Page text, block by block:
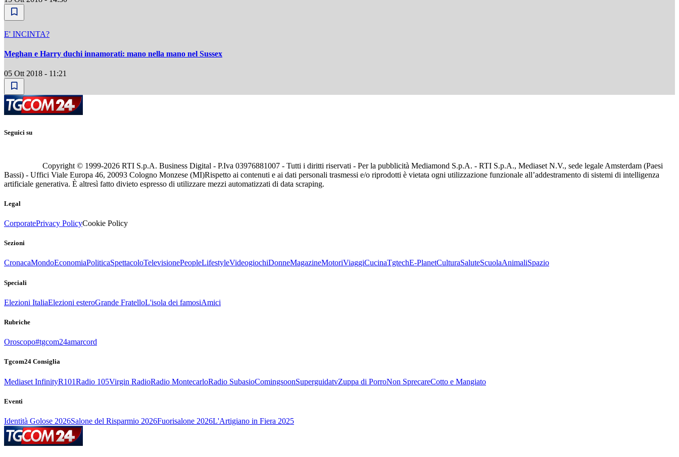
E' INCINTA?
Meghan e Harry duchi innamorati: mano nella mano nel Sussex
05 Ott 2018 - 11:21
Seguici su
Copyright © 1999-2026 RTI S.p.A. Business Digital - P.Iva 03976881007 - Tutti i diritti riservati - Per la pubblicità Mediamond S.p.A. - RTI S.p.A., Mediaset N.V., sede legale Amsterdam (Paesi
Bassi) - Uffici Viale Europa 46, 20093 Cologno Monzese (MI)Rispetto ai contenuti e ai dati personali trasmessi e/o riprodotti è vietata ogni utilizzazione funzionale all’addestramento di sistemi di intelligenza
artificiale generativa. È altresì fatto divieto espresso di utilizzare mezzi automatizzati di data scraping.
Legal
CorporatePrivacy PolicyCookie Policy
Sezioni
CronacaMondoEconomiaPoliticaSpettacoloTelevisionePeopleLifestyleVideogiochiDonneMagazineMotoriViaggiCucinaTgtechE-PlanetCulturaSaluteScuolaAnimaliSpazio
Speciali
Elezioni ItaliaElezioni esteroGrande FratelloL'isola dei famosiAmici
Rubriche
Oroscopo#tgcom24amarcord
Tgcom24 Consiglia
Mediaset InfinityR101Radio 105Virgin RadioRadio MontecarloRadio SubasioComingsoonSuperguidatvZuppa di PorroNon SprecareCotto e Mangiato
Eventi
Identità Golose 2026Salone del Risparmio 2026Fuorisalone 2026L'Artigiano in Fiera 2025